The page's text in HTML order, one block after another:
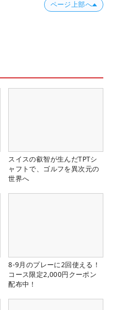
ページ上部へ
スイスの叡智が生んだTPTシ
ャフトで、ゴルフを異次元の
世界へ
8-9月のプレーに2回使える！
コース限定2,000円クーポン
配布中！